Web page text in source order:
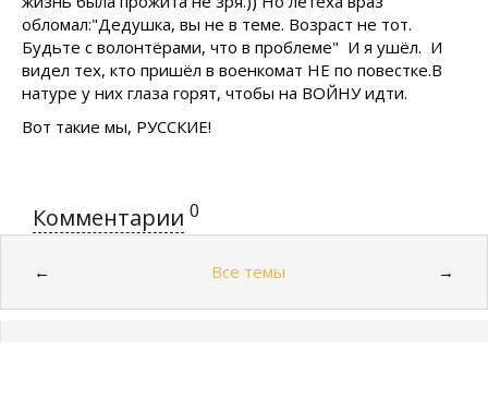
обломал:"Дедушка, вы не в теме. Возраст не тот.
Будьте с волонтёрами, что в проблеме" И я ушёл. И
видел тех, кто пришёл в военкомат НЕ по повестке.В
натуре у них глаза горят, чтобы на ВОЙНУ идти.
Вот такие мы, РУССКИЕ!
Комментарии 0
← Все темы →